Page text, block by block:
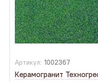
Артикул: 1002367
Керамогранит